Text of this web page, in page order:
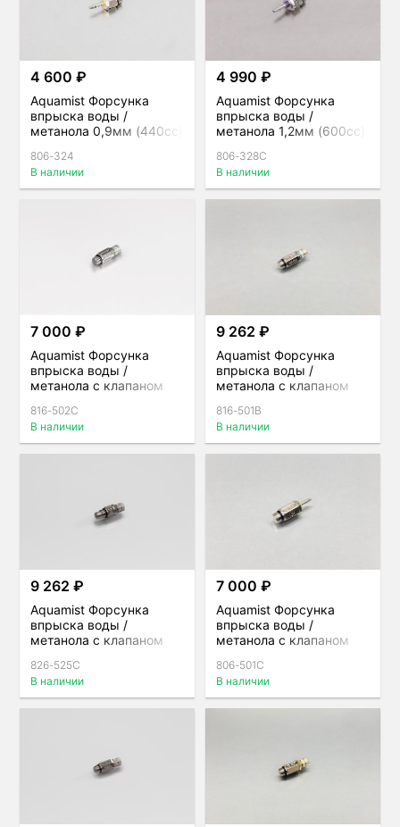
4 600 ₽
Aquamist Форсунка
впрыска воды /
метанола 0,9мм (440сс)
806-324
В наличии
4 990 ₽
Aquamist Форсунка
впрыска воды /
метанола 1,2мм (600сс)
806-328C
В наличии
7 000 ₽
Aquamist Форсунка
впрыска воды /
метанола с клапаном
шланг 4мм для direct-
port
816-502C
В наличии
9 262 ₽
Aquamist Форсунка
впрыска воды /
метанола с клапаном
4мм для direct-port
816-501B
В наличии
9 262 ₽
Aquamist Форсунка
впрыска воды /
метанола с клапаном
4мм для direct-port
826-525C
В наличии
7 000 ₽
Aquamist Форсунка
впрыска воды /
метанола с клапаном
шланг 4 мм для hosetail
806-501C
В наличии